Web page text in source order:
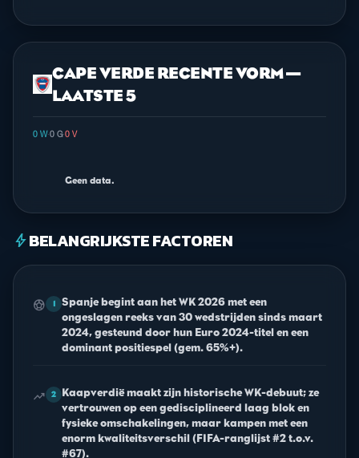
CAPE VERDE RECENTE VORM —
LAATSTE 5
0 W·0 G·0 V
Geen data.
boltBELANGRIJKSTE FACTOREN
sports_soccer 1
Spanje begint aan het WK 2026 met een
ongeslagen reeks van 30 wedstrijden sinds maart
2024, gesteund door hun Euro 2024-titel en een
dominant positiespel (gem. 65%+).
trending_up 2
Kaapverdië maakt zijn historische WK-debuut; ze
vertrouwen op een gedisciplineerd laag blok en
fysieke omschakelingen, maar kampen met een
enorm kwaliteitsverschil (FIFA-ranglijst #2 t.o.v.
#67).